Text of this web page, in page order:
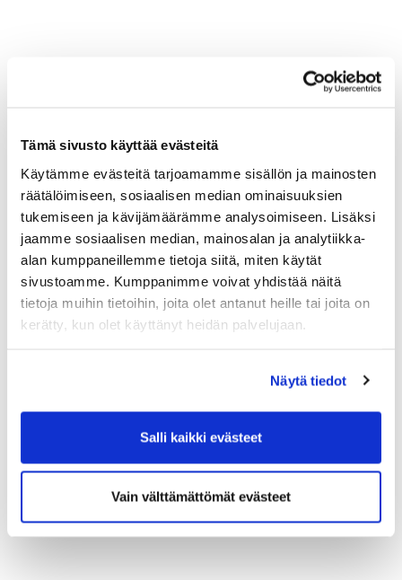
Tämä sivusto käyttää evästeitä
Käytämme evästeitä tarjoamamme sisällön ja mainosten
räätälöimiseen, sosiaalisen median ominaisuuksien
tukemiseen ja kävijämäärämme analysoimiseen. Lisäksi
jaamme sosiaalisen median, mainosalan ja analytiikka-
alan kumppaneillemme tietoja siitä, miten käytät
sivustoamme. Kumppanimme voivat yhdistää näitä
tietoja muihin tietoihin, joita olet antanut heille tai joita on
kerätty, kun olet käyttänyt heidän palvelujaan.
Näytä tiedot
Salli kaikki evästeet
Vain välttämättömät evästeet